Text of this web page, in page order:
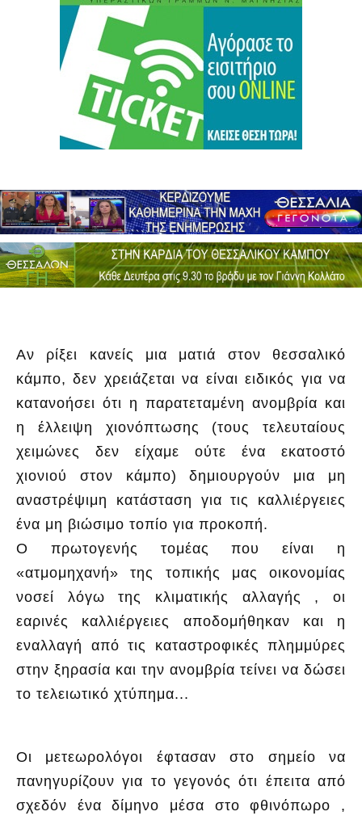
Αν ρίξει κανείς μια ματιά στον θεσσαλικό
κάμπο, δεν χρειάζεται να είναι ειδικός για να
κατανοήσει ότι η παρατεταμένη ανομβρία και
η έλλειψη χιονόπτωσης (τους τελευταίους
χειμώνες δεν είχαμε ούτε ένα εκατοστό
χιονιού στον κάμπο) δημιουργούν μια μη
αναστρέψιμη κατάσταση για τις καλλιέργειες
ένα μη βιώσιμο τοπίο για προκοπή.
Ο πρωτογενής τομέας που είναι η
«ατμομηχανή» της τοπικής μας οικονομίας
νοσεί λόγω της κλιματικής αλλαγής , οι
εαρινές καλλιέργειες αποδομήθηκαν και η
εναλλαγή από τις καταστροφικές πλημμύρες
στην ξηρασία και την ανομβρία τείνει να δώσει
το τελειωτικό χτύπημα...
Οι μετεωρολόγοι έφτασαν στο σημείο να
πανηγυρίζουν για το γεγονός ότι έπειτα από
σχεδόν ένα δίμηνο μέσα στο φθινόπωρο ,